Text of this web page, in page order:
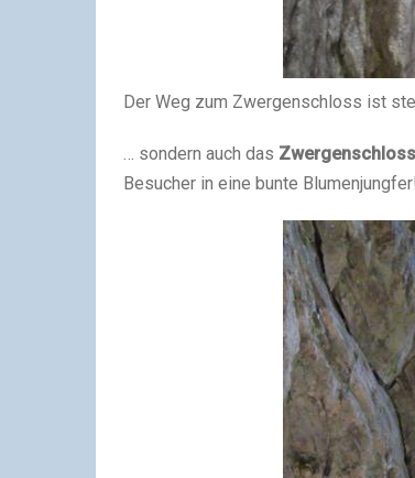
Der Weg zum Zwergenschloss ist
… sondern auch das Zwergenschloss
Besucher in eine bunte Blumenjungfer!